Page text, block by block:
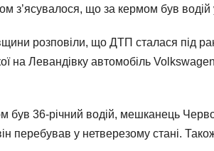
з’ясувалося, що за кермом був водій
розповіли, що ДТП сталася під
на Левандівку автомобіль
був 36-річний водій, мешканець
перебував у нетверезому стані.